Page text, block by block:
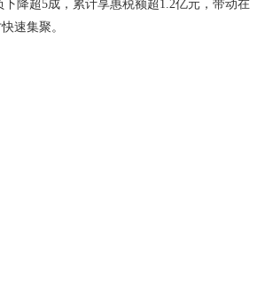
降超5成，累计享惠税额超1.2亿元，带动在
速集聚。